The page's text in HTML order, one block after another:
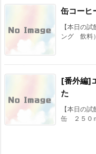
缶コーヒ
【本日の
ング 飲料
[番外編]
た
【本日の
缶 ２５０